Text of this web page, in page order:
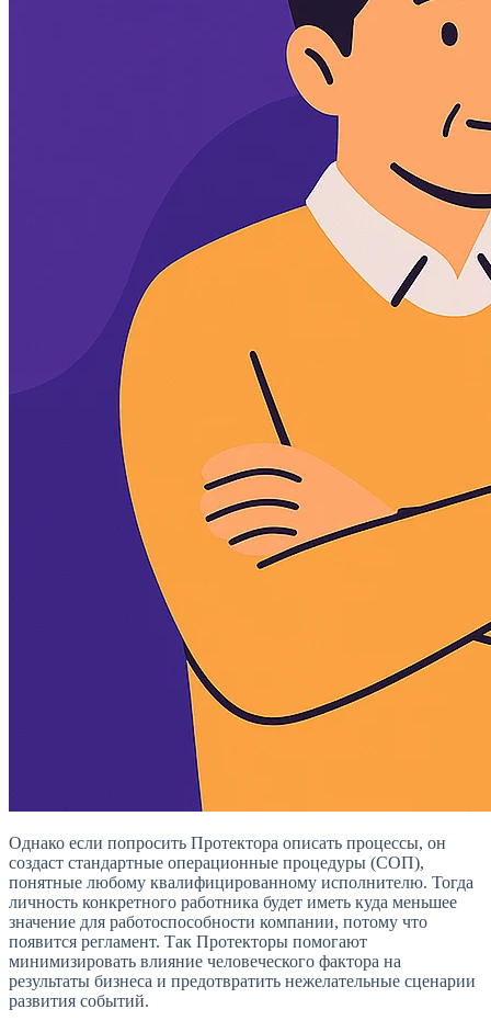
Однако если попросить Протектора описать процессы, он
создаст стандартные операционные процедуры (СОП),
понятные любому квалифицированному исполнителю. Тогда
личность конкретного работника будет иметь куда меньшее
значение для работоспособности компании, потому что
появится регламент. Так Протекторы помогают
минимизировать влияние человеческого фактора на
результаты бизнеса и предотвратить нежелательные сценарии
развития событий.